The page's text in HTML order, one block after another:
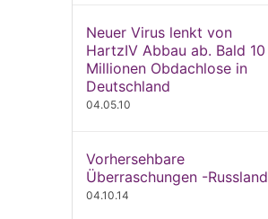
Neuer Virus lenkt von
HartzIV Abbau ab. Bald 10
Millionen Obdachlose in
Deutschland
04.05.10
Vorhersehbare
Überraschungen -Russland
04.10.14